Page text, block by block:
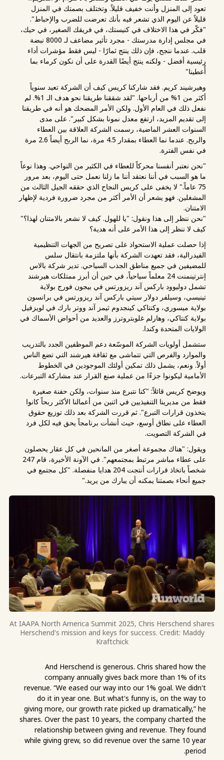
تعود إلى المنزل وأنت خفيف قليلاً. وتختلف بصمتك في المنزل
قليلاً عن اليوم الذي تشعر فيه بأنك تعرضت للضرب والإحباط".
"فكّر في هذا الاختلاف في كنيستك، في فريقك الصغير، في حيك،
في مجلس إدارة مدرستك - مجرد تأثير مضاعف لـ 8000 نبضة
قلب. عندما ننجح، فإن ذلك ينتج ثمارًا - ليس فقط مؤشرات أداء
رئيسية أفضل - ولكنه ينتج أيضًا القدرة على أن نكون كرماء بما
أُعطينا"
وهيرشيند كريم. فقد شاركنا كريس كيف أن الشركة تعيد سنوياً
أكثر من 1% من أرباحها. "لقد شققنا طريقنا نحو هدف الـ 1%. لم
نفعل ذلك في العام الأول. ولكن الأمر المضحك هو أنه في طريقنا
إلى تقديم المزيد، ارتفع معدل نمونا بشكل كبير". على مدى
السنوات العشر الماضية، رسمت الشركة العلاقة بين العطاء
والربح. عندما نما العطاء بمقدار 4.5 مرة، نما الربح أيضاً 2.6 مرة
في نفس الفترة.
"نحن نعتبر أنفسنا محركاً للعطاء في الكثير من النواحي. وهذا نوعاً
ما هو السبب في أننا نعتقد أننا ما زلنا نعمل حتى اليوم، بعد مرور
75 عاماً." لا يخفى على كريس النجاح الذي حققه الجيل الثالث من
المشغلين. فهو يشعر أن الأمر أكثر من مجرد ضرورة فردية لإظهار
الامتنان.
"نحن ننظر إلى هذا ونقول: "يا للهول. كيف لا نشعر بالامتنان لهذا؟"
كيف لا ننظر إلى هذا الأمر على أنه هدية؟
إذا حصلت عملية الاستحواذ على تصريح من الجهات التنظيمية
الفيدرالية، فقد تعهدت الشركة بأنها ملتزمة بانتقال سلس
للمضيفين في جميع مناطق الجذب السياحي. تدير شركة بالاس
إنترتينمنت 24 معلماً سياحياً، في حين أن أبرز ممتلكات هيرشند
تشمل دوليوود باركس آند ريزورتس في بيجون فورج بولاية
تينيسي، وسيلفر دولار سيتي باركس آند ريزورتس في برانسون
بولاية ميسوري، وكنتاكي كينجدوم ثيمز آند ووتر بارك في لويزفيل
بولاية كنتاكي، وهارلم غلوبتروترز والعديد من أحواض الأسماك في
الولايات المتحدة وكندا.
ستشمل أولويات الشركة الموسّعة دعم الموظفين الجدد بالتدريب
والموارد والفرص التي تتماشى مع ثقافة هيرشند التي تضع الناس
أولاً. ونعم، يشمل ذلك تمكين أولئك الموجودين في الخطوط
الأمامية ليكونوا جزءًا من عملية صنع القرار عند مشاركة التبرعات.
ويوضح كريس قائلاً: "كنا نتبرع منذ سنوات، ولكن حفنة صغيرة
فقط من مديرينا التنفيذيين في اثنين من أعمالنا الأكثر ربحاً كانوا
يتخذون قرارات التبرع". ثم قررت الشركة بعد ذلك توزيع حقوق
العطاء على نطاق أوسع، حيث أنشأت برنامجاً يحق فيه لكل فرد
في الشركة التصويت.
ويقول: "هناك مجموعة أصغر من المانحين في كل عقار يحصلون
على عطاء مباشر مرتبط بمجتمعهم". في الآونة الأخيرة، قام 247
شخصاً باتخاذ قرارات أنتجت 204 هدايا منفصلة. "كل مجتمع في
جميع أنحاء بصمتنا يمكنه أن يبارك من يريد."
At IAAPA North America Summit 2025, Chris Herschend shares
Herschend's mission and keys for success. Credit: Maddy
Kraftchick
And Herschend is generous. Chris shared how the
company annually gives back more than 1% of its
revenue. “We eased our way into our 1% goal. We didn't
do it in year one. But what's funny is, on the way to
giving more, our growth rate picked up dramatically,” he
shares. Over the past 10 years, the company charted the
relationship between giving and revenue. They found
while giving grew, so did revenue over the same 10 year
period.